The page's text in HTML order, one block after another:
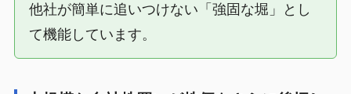
他社が簡単に追いつけない「強固な堀」とし
て機能しています。